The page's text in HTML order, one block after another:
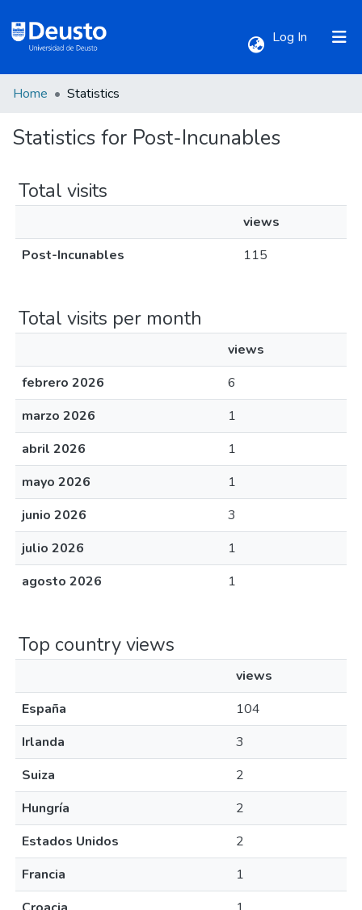
Log In (current)
Home Statistics
Statistics for Post-Incunables
Total visits
views
Post-Incunables
115
Total visits per month
views
febrero 2026
6
marzo 2026
1
abril 2026
1
mayo 2026
1
junio 2026
3
julio 2026
1
agosto 2026
1
Top country views
views
España
104
Irlanda
3
Suiza
2
Hungría
2
Estados Unidos
2
Francia
1